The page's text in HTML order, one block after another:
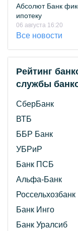
Абсолют Банк
ипотеку
06 августа 16:20
Все новости
Рейтинг
службы
СберБанк
ВТБ
ББР Банк
УБРиР
Банк ПСБ
Альфа-Банк
Россельхозбанк
Банк Инго
Банк Уралсиб